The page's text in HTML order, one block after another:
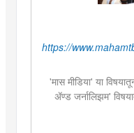
https://
'मास मीडिया' या
ॲण्ड जर्नालिझम'
दै.'मुंबई तरुण
संगीत, वाचन,